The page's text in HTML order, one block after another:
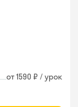
от 1590 ₽ / урок